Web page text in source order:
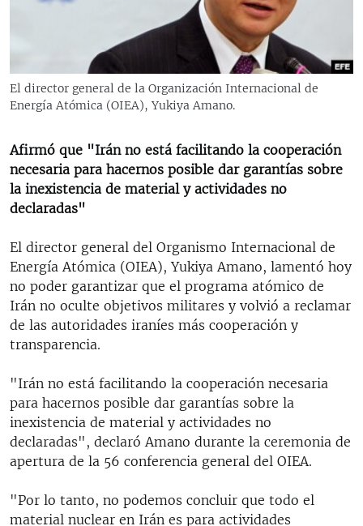
ESPECIALES
LA REALIDAD DE LA VIVIENDA EN CUBA
KENTU-CUBANO
LOS SANTOS DE HIALEAH
LA INVASIÓN DE RUSIA A UCRANIA
MULTIMEDIA
EDITORIALES
SÍGUENOS
El director general de la Organización Internacional de
Energía Atómica (OIEA), Yukiya Amano.
Afirmó que "Irán no está facilitando la cooperación
necesaria para hacernos posible dar garantías sobre
la inexistencia de material y actividades no
declaradas"
El director general del Organismo Internacional de
Energía Atómica (OIEA), Yukiya Amano, lamentó hoy
no poder garantizar que el programa atómico de
Irán no oculte objetivos militares y volvió a reclamar
de las autoridades iraníes más cooperación y
transparencia.
"Irán no está facilitando la cooperación necesaria
para hacernos posible dar garantías sobre la
inexistencia de material y actividades no
declaradas", declaró Amano durante la ceremonia de
apertura de la 56 conferencia general del OIEA.
"Por lo tanto, no podemos concluir que todo el
material nuclear en Irán es para actividades